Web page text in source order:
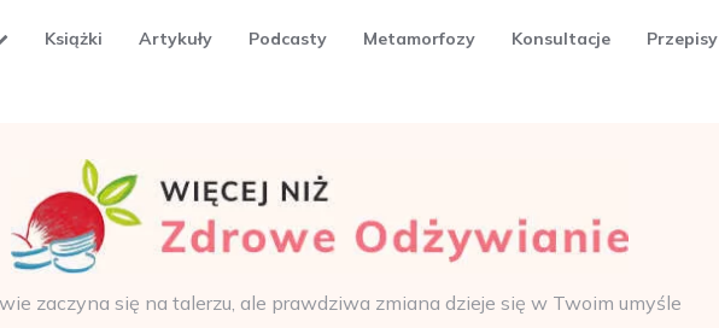
Książki Artykuły Podcasty Metamorfozy Konsultacje Przepisy
zaczyna się na talerzu, ale prawdziwa zmiana dzieje się w Twoim umyśle